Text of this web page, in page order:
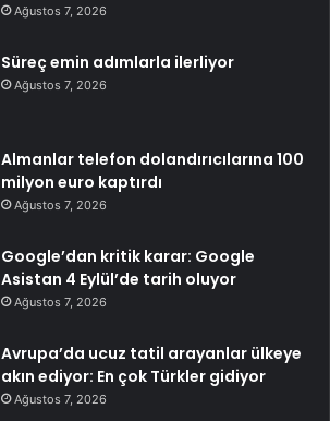
Ağustos 7, 2026
Süreç emin adımlarla ilerliyor
Ağustos 7, 2026
Almanlar telefon dolandırıcılarına 100
milyon euro kaptırdı
Ağustos 7, 2026
Google’dan kritik karar: Google
Asistan 4 Eylül’de tarih oluyor
Ağustos 7, 2026
Avrupa’da ucuz tatil arayanlar ülkeye
akın ediyor: En çok Türkler gidiyor
Ağustos 7, 2026